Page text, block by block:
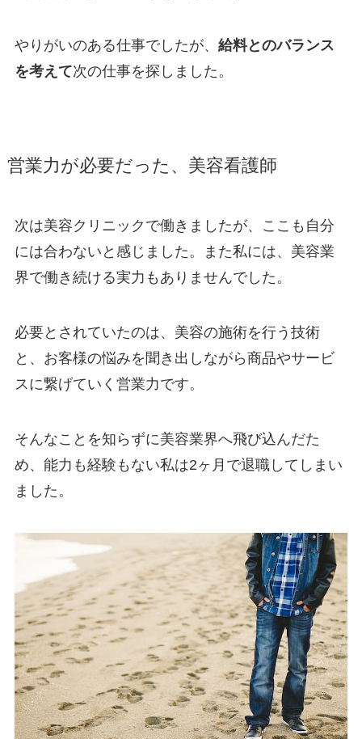
やりがいのある仕事でしたが、 給料とのバランス
を考えて次の仕事を探しました。
営業力が必要だった、美容看護師
次は美容クリニックで働きましたが、ここも自分
には合わないと感じました。また私には、美容業
界で働き続ける実力もありませんでした。
必要とされていたのは、美容の施術を行う技術
と、お客様の悩みを聞き出しながら商品やサービ
スに繋げていく営業力です。
そんなことを知らずに美容業界へ飛び込んだた
め、能力も経験もない私は2ヶ月で退職してしまい
ました。